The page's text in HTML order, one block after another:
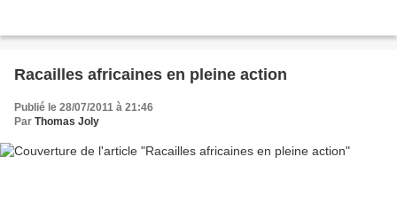
Racailles africaines en pleine action
Publié le 28/07/2011 à 21:46
Par Thomas Joly